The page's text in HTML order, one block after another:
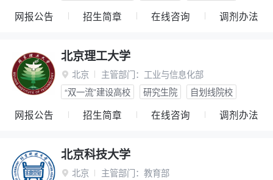
网报公告 招生简章 在线咨询 调剂办法
北京理工大学
 北京 主管部门： 工业与信息化部
“双一流”建设高校
研究生院 自划线院校
网报公告 招生简章 在线咨询 调剂办法
北京科技大学
 北京 主管部门： 教育部